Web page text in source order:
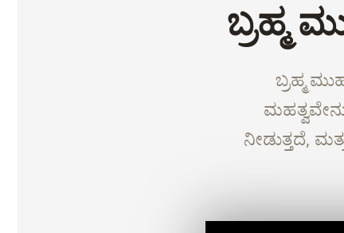
ಬ್ರಹ್ಮ
ಬ್ರಹ್ಮ
ನೀಡುತ್ತದೆ,